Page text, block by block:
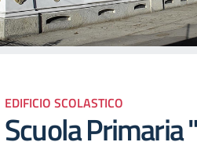
EDIFICIO SCOLASTICO
Scuola Primaria